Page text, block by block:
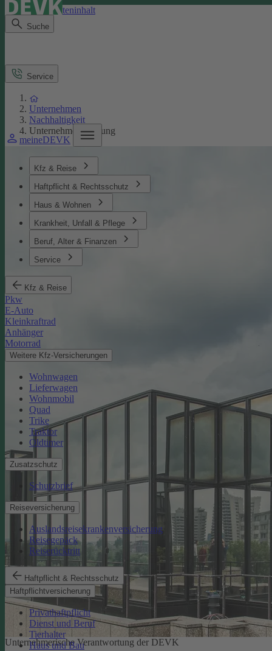
Direkt zum Seiteninhalt
Suche
meineDEVK
Kfz & Reise
Haftpflicht & Rechtsschutz
Haus & Wohnen
Krankheit, Unfall & Pflege
Beruf, Alter & Finanzen
Service
Kfz & Reise
Pkw
E-Auto
Kleinkraftrad
Anhänger
Motorrad
Weitere Kfz-Versicherungen
Wohnwagen
Lieferwagen
Wohnmobil
Quad
Trike
Traktor
Oldtimer
Zusatzschutz
Schutzbrief
Reiseversicherung
Auslandsreisekrankenversicherung
Reisegepäck
Reiserücktritt
Haftpflicht & Rechtsschutz
Haftpflichtversicherung
Privathaftpflicht
Dienst und Beruf
Tierhalter
Haus und Bau
Service
Unternehmen
Nachhaltigkeit
Unternehmensführung
Unternehmerische Verantwortung der DEVK